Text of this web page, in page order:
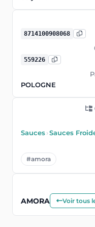
8714100908068
559226
POLOGNE
Sauces›Sauces
#amora
AMORA Voir tous